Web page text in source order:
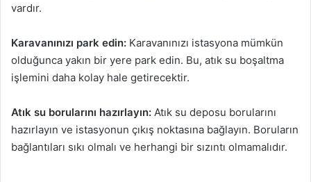
vardır.
Karavanınızı park edin: Karavanınızı istasyona mümkün
olduğunca yakın bir yere park edin. Bu, atık su boşaltma
işlemini daha kolay hale getirecektir.
Atık su borularını hazırlayın: Atık su deposu borularını
hazırlayın ve istasyonun çıkış noktasına bağlayın. Boruların
bağlantıları sıkı olmalı ve herhangi bir sızıntı olmamalıdır.